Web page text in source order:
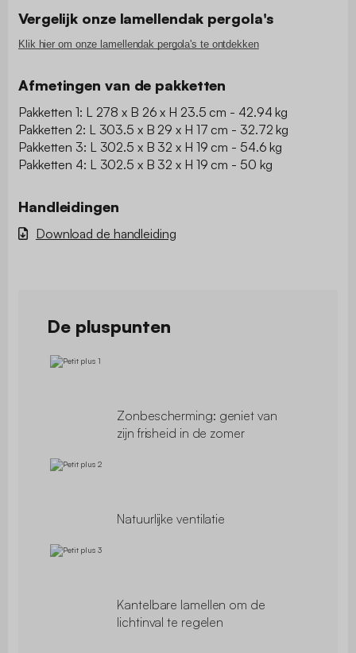
Vergelijk onze lamellendak pergola's
Klik hier om onze lamellendak pergola's te ontdekken
Afmetingen van de pakketten
Pakketten 1: L 278 x B 26 x H 23.5 cm - 42.94 kg
Pakketten 2: L 303.5 x B 29 x H 17 cm - 32.72 kg
Pakketten 3: L 302.5 x B 32 x H 19 cm - 54.6 kg
Pakketten 4: L 302.5 x B 32 x H 19 cm - 50 kg
Handleidingen
Download de handleiding
De pluspunten
Zonbescherming: geniet van
zijn frisheid in de zomer
Natuurlijke ventilatie
Kantelbare lamellen om de
lichtinval te regelen